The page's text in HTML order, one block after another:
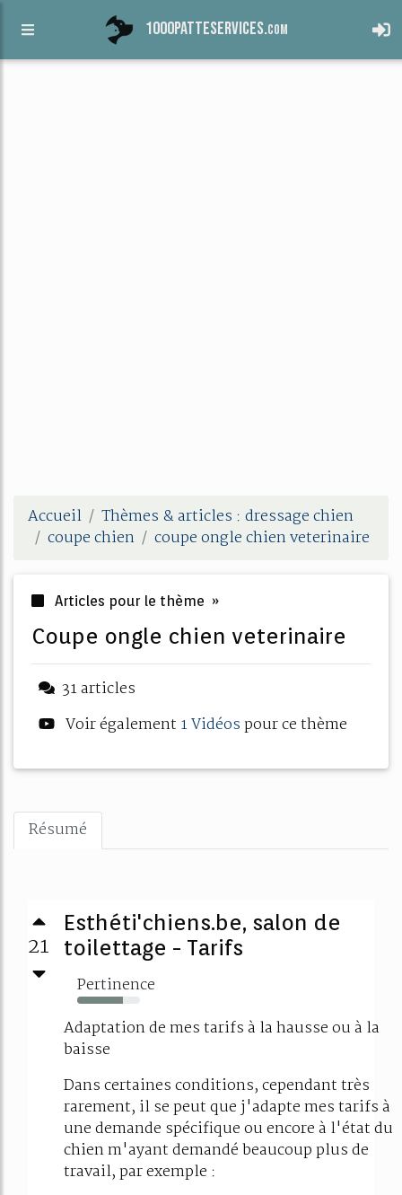
1000patteservices.com
Accueil
Thèmes & articles : dressage chien
coupe chien
coupe ongle chien veterinaire
Articles pour le thème »
coupe ongle chien veterinaire
31 articles
Voir également 1 Vidéospour ce thème
Résumé
21
Esthéti'chiens.be, salon de
toilettage - Tarifs
Pertinence
73%
Adaptation de mes tarifs à la hausse ou à la
baisse
Dans certaines conditions, cependant très
rarement, il se peut que j'adapte mes tarifs à
une demande spécifique ou encore à l'état du
chien m'ayant demandé beaucoup plus de
travail, par exemple :